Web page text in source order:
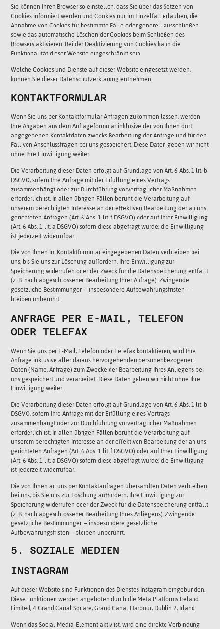
Sie können Ihren Browser so einstellen, dass Sie über das Setzen von
Cookies informiert werden und Cookies nur im Einzelfall erlauben, die
Annahme von Cookies für bestimmte Fälle oder generell ausschließen
sowie das automatische Löschen der Cookies beim Schließen des
Browsers aktivieren. Bei der Deaktivierung von Cookies kann die
Funktionalität dieser Website eingeschränkt sein.
Welche Cookies und Dienste auf dieser Website eingesetzt werden,
können Sie dieser Datenschutzerklärung entnehmen.
KONTAKTFORMULAR
Wenn Sie uns per Kontaktformular Anfragen zukommen lassen, werden
Ihre Angaben aus dem Anfrageformular inklusive der von Ihnen dort
angegebenen Kontaktdaten zwecks Bearbeitung der Anfrage und für den
Fall von Anschlussfragen bei uns gespeichert. Diese Daten geben wir nicht
ohne Ihre Einwilligung weiter.
Die Verarbeitung dieser Daten erfolgt auf Grundlage von Art. 6 Abs. 1 lit. b
DSGVO, sofern Ihre Anfrage mit der Erfüllung eines Vertrags
zusammenhängt oder zur Durchführung vorvertraglicher Maßnahmen
erforderlich ist. In allen übrigen Fällen beruht die Verarbeitung auf
unserem berechtigten Interesse an der effektiven Bearbeitung der an uns
gerichteten Anfragen (Art. 6 Abs. 1 lit. f DSGVO) oder auf Ihrer Einwilligung
(Art. 6 Abs. 1 lit. a DSGVO) sofern diese abgefragt wurde; die Einwilligung
ist jederzeit widerrufbar.
Die von Ihnen im Kontaktformular eingegebenen Daten verbleiben bei
uns, bis Sie uns zur Löschung auffordern, Ihre Einwilligung zur
Speicherung widerrufen oder der Zweck für die Datenspeicherung entfällt
(z. B. nach abgeschlossener Bearbeitung Ihrer Anfrage). Zwingende
gesetzliche Bestimmungen – insbesondere Aufbewahrungsfristen –
bleiben unberührt.
ANFRAGE PER E-MAIL, TELEFON
ODER TELEFAX
Wenn Sie uns per E-Mail, Telefon oder Telefax kontaktieren, wird Ihre
Anfrage inklusive aller daraus hervorgehenden personenbezogenen
Daten (Name, Anfrage) zum Zwecke der Bearbeitung Ihres Anliegens bei
uns gespeichert und verarbeitet. Diese Daten geben wir nicht ohne Ihre
Einwilligung weiter.
Die Verarbeitung dieser Daten erfolgt auf Grundlage von Art. 6 Abs. 1 lit. b
DSGVO, sofern Ihre Anfrage mit der Erfüllung eines Vertrags
zusammenhängt oder zur Durchführung vorvertraglicher Maßnahmen
erforderlich ist. In allen übrigen Fällen beruht die Verarbeitung auf
unserem berechtigten Interesse an der effektiven Bearbeitung der an uns
gerichteten Anfragen (Art. 6 Abs. 1 lit. f DSGVO) oder auf Ihrer Einwilligung
(Art. 6 Abs. 1 lit. a DSGVO) sofern diese abgefragt wurde; die Einwilligung
ist jederzeit widerrufbar.
Die von Ihnen an uns per Kontaktanfragen übersandten Daten verbleiben
bei uns, bis Sie uns zur Löschung auffordern, Ihre Einwilligung zur
Speicherung widerrufen oder der Zweck für die Datenspeicherung entfällt
(z. B. nach abgeschlossener Bearbeitung Ihres Anliegens). Zwingende
gesetzliche Bestimmungen – insbesondere gesetzliche
Aufbewahrungsfristen – bleiben unberührt.
5. SOZIALE MEDIEN
INSTAGRAM
Auf dieser Website sind Funktionen des Dienstes Instagram eingebunden.
Diese Funktionen werden angeboten durch die Meta Platforms Ireland
Limited, 4 Grand Canal Square, Grand Canal Harbour, Dublin 2, Irland.
Wenn das Social-Media-Element aktiv ist, wird eine direkte Verbindung